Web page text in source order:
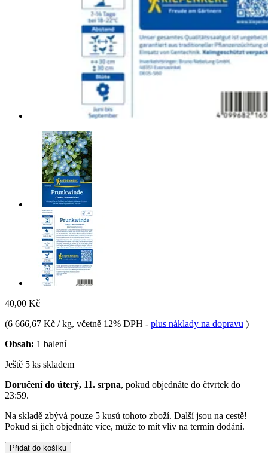
40,00 Kč
(6 666,67 Kč / kg, včetně 12% DPH - plus náklady na dopravu )
Obsah: 1 balení
Ještě 5 ks skladem
Doručení do úterý, 11. srpna, pokud objednáte do čtvrtek do
23:59.
Na skladě zbývá pouze 5 kusů tohoto zboží. Další jsou na cestě!
Pokud si jich objednáte více, může to mít vliv na termín dodání.
Přidat do košíku